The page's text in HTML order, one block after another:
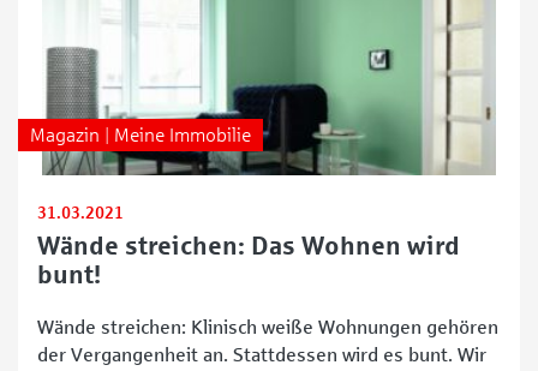
Magazin | Meine Immobilie
31.03.2021
Wände streichen: Das Wohnen wird
bunt!
Wände streichen: Klinisch weiße Wohnungen gehören
der Vergangenheit an. Stattdessen wird es bunt. Wir